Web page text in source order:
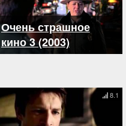
Очень страшное
кино 3 (2003)
8.1